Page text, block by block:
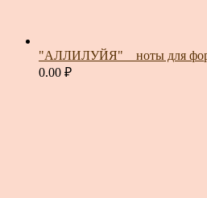
"АЛЛИЛУЙЯ" _ ноты для
0.00 ₽